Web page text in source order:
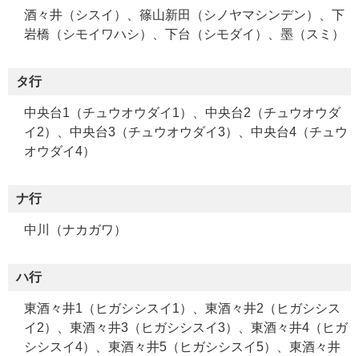
酒々井（シスイ）、篠山新田（シノヤマシンデン）、下
岩橋（シモイワハシ）、下台（シモダイ）、墨（スミ）
タ行
中央台1（チュウオウダイ1）、中央台2（チュウオウダ
イ2）、中央台3（チュウオウダイ3）、中央台4（チュウ
オウダイ4）
ナ行
中川（ナカガワ）
ハ行
東酒々井1（ヒガシシスイ1）、東酒々井2（ヒガシシス
イ2）、東酒々井3（ヒガシシスイ3）、東酒々井4（ヒガ
シシスイ4）、東酒々井5（ヒガシシスイ5）、東酒々井